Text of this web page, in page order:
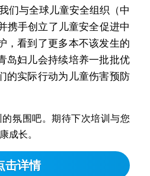
们与全球儿童安全组织（中
携手创立了儿童安全促进中
，看到了更多本不该发生的
岛妇儿会持续培养一批批优
的实际行动为儿童伤害预防
氛围吧。期待下次培训与您
成长。
击详情